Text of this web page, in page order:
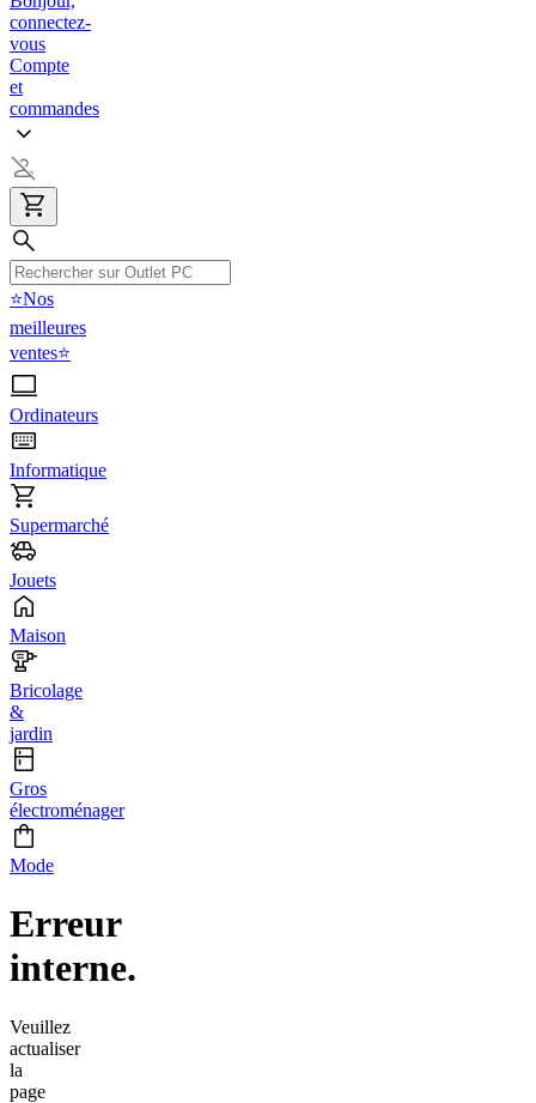
connectez-
vous
Compte
et
commandes
⭐Nos
meilleures
ventes⭐
Ordinateurs
Informatique
Supermarché
Jouets
Maison
Bricolage
&
jardin
Gros
électroménager
Mode
Erreur
interne.
Veuillez
actualiser
la
page